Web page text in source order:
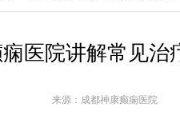
医院讲解常见治
来源：成都神康癫痫医院